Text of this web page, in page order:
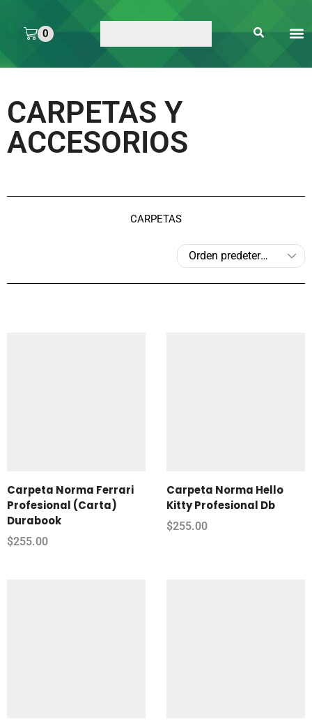
0
CARPETAS Y
ACCESORIOS
CARPETAS
Carpeta Norma Ferrari
Profesional (Carta)
Durabook
$255.00
Carpeta Norma Hello
Kitty Profesional Db
$255.00